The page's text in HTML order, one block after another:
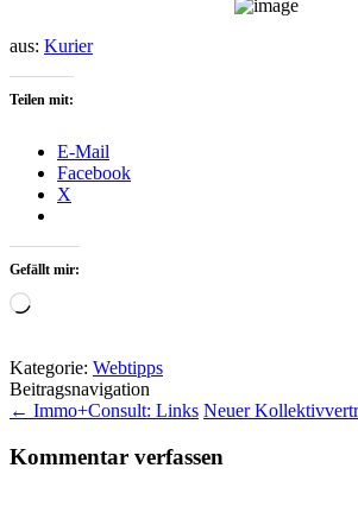
aus: Kurier
Teilen mit:
E-Mail
Facebook
X
Gefällt mir:
Wird
Kategorie: Webtipps
Beitragsnavigation
← Immo+Consult: Links Neuer
Kommentar verfassen